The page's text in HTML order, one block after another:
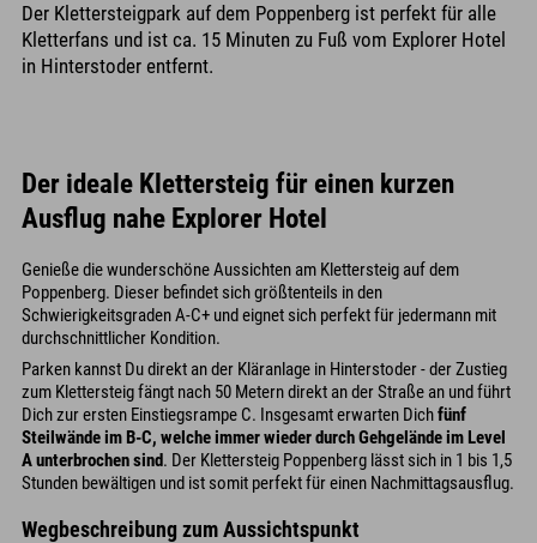
Der Klettersteigpark auf dem Poppenberg ist perfekt für alle
Kletterfans und ist ca. 15 Minuten zu Fuß vom Explorer Hotel
in Hinterstoder entfernt.
Der ideale Klettersteig für einen kurzen
Ausflug nahe Explorer Hotel
Genieße die wunderschöne Aussichten am Klettersteig auf dem
Poppenberg. Dieser befindet sich größtenteils in den
Schwierigkeitsgraden A-C+ und eignet sich perfekt für jedermann mit
durchschnittlicher Kondition.
Parken kannst Du direkt an der Kläranlage in Hinterstoder - der Zustieg
zum Klettersteig fängt nach 50 Metern direkt an der Straße an und führt
Dich zur ersten Einstiegsrampe C. Insgesamt erwarten Dichfünf
Steilwände im B-C, welche immer wieder durch Gehgelände im Level
A unterbrochen sind. Der Klettersteig Poppenberg lässt sich in 1 bis 1,5
Stunden bewältigen und ist somit perfekt für einen Nachmittagsausflug.
Wegbeschreibung zum Aussichtspunkt